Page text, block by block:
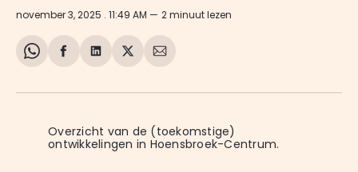
november 3, 2025 . 11:49 AM 2 minuut lezen
Share
WhatsApp
Delen
Facebook
Delen
LinkedIn
Share
X
Deel
E-
Overzicht van de (toekomstige)
ontwikkelingen in Hoensbroek-Centrum.